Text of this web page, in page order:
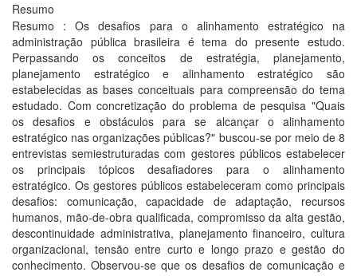
Resumo
Resumo : Os desafios para o alinhamento estratégico na
administração pública brasileira é tema do presente estudo.
Perpassando os conceitos de estratégia, planejamento,
planejamento estratégico e alinhamento estratégico são
estabelecidas as bases conceituais para compreensão do tema
estudado. Com concretização do problema de pesquisa "Quais
os desafios e obstáculos para se alcançar o alinhamento
estratégico nas organizações públicas?" buscou-se por meio de 8
entrevistas semiestruturadas com gestores públicos estabelecer
os principais tópicos desafiadores para o alinhamento
estratégico. Os gestores públicos estabeleceram como principais
desafios: comunicação, capacidade de adaptação, recursos
humanos, mão-de-obra qualificada, compromisso da alta gestão,
descontinuidade administrativa, planejamento financeiro, cultura
organizacional, tensão entre curto e longo prazo e gestão do
conhecimento. Observou-se que os desafios de comunicação e